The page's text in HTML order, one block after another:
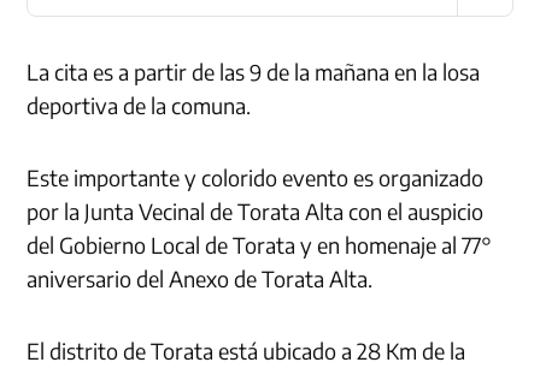
La cita es a partir de las 9 de la mañana en la losa
deportiva de la comuna.
Este importante y colorido evento es organizado
por la Junta Vecinal de Torata Alta con el auspicio
del Gobierno Local de Torata y en homenaje al 77°
aniversario del Anexo de Torata Alta.
El distrito de Torata está ubicado a 28 Km de la